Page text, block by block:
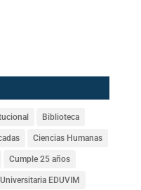
Biblioteca
Ciencias Humanas
Cumple 25 años
EDUVIM